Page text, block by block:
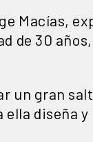
Macías,
de 30
un gran
ella diseña